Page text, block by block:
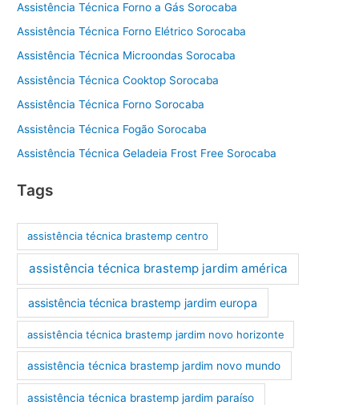
Assistência Técnica Forno a Gás Sorocaba
Assistência Técnica Forno Elétrico Sorocaba
Assistência Técnica Microondas Sorocaba
Assistência Técnica Cooktop Sorocaba
Assistência Técnica Forno Sorocaba
Assistência Técnica Fogão Sorocaba
Assistência Técnica Geladeia Frost Free Sorocaba
Tags
assistência técnica brastemp centro
assistência técnica brastemp jardim américa
assistência técnica brastemp jardim europa
assistência técnica brastemp jardim novo horizonte
assistência técnica brastemp jardim novo mundo
assistência técnica brastemp jardim paraíso